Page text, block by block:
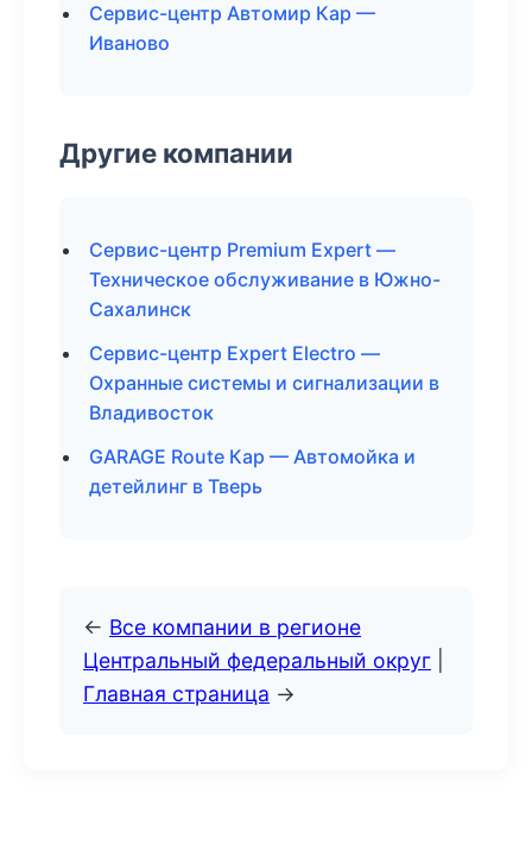
Сервис-центр Автомир Кар —
Иваново
Другие компании
Сервис-центр Premium Expert —
Техническое обслуживание в Южно-
Сахалинск
Сервис-центр Expert Electro —
Охранные системы и сигнализации в
Владивосток
GARAGE Route Кар — Автомойка и
детейлинг в Тверь
← Все компании в регионе
Центральный федеральный округ
Главная страница →